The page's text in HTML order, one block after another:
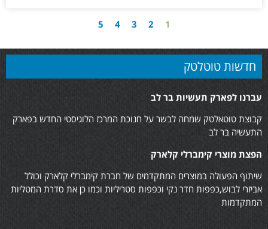
1
2
3
4
5
חדשות טוטלטק
עברנו לפארק תעשיות בר לב
קבוצת טוטאלטק שמחה לבשר על חנוכת המרכז הלוגיסטי החדש בפארק
התעשיה בר לב
הפצת מוצרי קימברלי קלארק
שיתוף הפעולה במוצרים המתקדמים של חברת קימברלי קלארק וכולל
אביזרי לבוש,כפפות חדר נקי וכפפות סטריליות וכמו כן את סדרת המטליות
המתקדמות